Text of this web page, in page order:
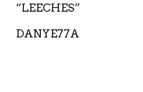
“LEECHES”
DANYE77A